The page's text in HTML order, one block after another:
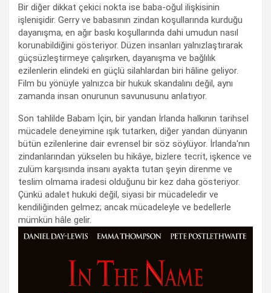
Bir diğer dikkat çekici nokta ise baba-oğul ilişkisinin
işlenişidir. Gerry ve babasının zindan koşullarında kurduğu
dayanışma, en ağır baskı koşullarında dahi umudun nasıl
korunabildiğini gösteriyor. Düzen insanları yalnızlaştırarak
güçsüzleştirmeye çalışırken, dayanışma ve bağlılık
ezilenlerin elindeki en güçlü silahlardan biri hâline geliyor.
Film bu yönüyle yalnızca bir hukuk skandalını değil, aynı
zamanda insan onurunun savunusunu anlatıyor.
Son tahlilde Babam İçin, bir yandan İrlanda halkının tarihsel
mücadele deneyimine ışık tutarken, diğer yandan dünyanın
bütün ezilenlerine dair evrensel bir söz söylüyor. İrlanda'nın
zindanlarından yükselen bu hikâye, bizlere tecrit, işkence ve
zulüm karşısında insanı ayakta tutan şeyin direnme ve
teslim olmama iradesi olduğunu bir kez daha gösteriyor.
Çünkü adalet hukuki değil, siyasi bir mücadeledir ve
kendiliğinden gelmez; ancak mücadeleyle ve bedellerle
mümkün hâle gelir.